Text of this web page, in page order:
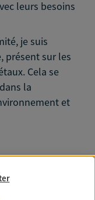
leurs besoins
je suis
présent sur les
Cela se
la
et